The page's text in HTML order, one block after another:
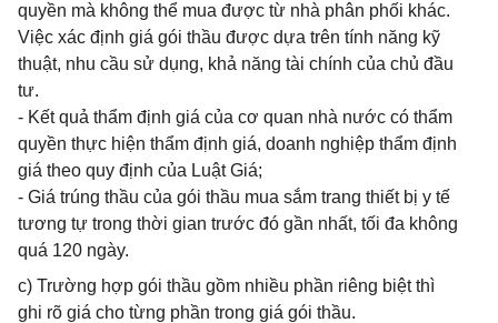
quyền mà không thể mua được từ nhà phân phối khác.
Việc xác định giá gói thầu được dựa trên tính năng kỹ
thuật, nhu cầu sử dụng, khả năng tài chính của chủ đầu
tư.
- Kết quả thẩm định giá của cơ quan nhà nước có thẩm
quyền thực hiện thẩm định giá, doanh nghiệp thẩm định
giá theo quy định của Luật Giá;
- Giá trúng thầu của gói thầu mua sắm trang thiết bị y tế
tương tự trong thời gian trước đó gần nhất, tối đa không
quá 120 ngày.
c) Trường hợp gói thầu gồm nhiều phần riêng biệt thì
ghi rõ giá cho từng phần trong giá gói thầu.